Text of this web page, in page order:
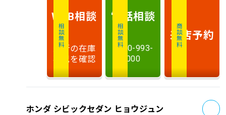
相談無料
WEB相談
最新の在庫
状況を確認
相談無料
電話相談
0120-993-
000
商談無料
来店予約
ホンダ シビックセダン ヒョウジュン